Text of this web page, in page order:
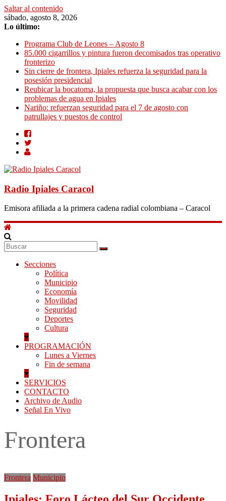
Saltar al contenido
sábado, agosto 8, 2026
Lo último:
Programa Club de Leones – Agosto 8
85.000 cigarrillos y pintura fueron decomisados tras operativo
fronterizo
Sin cierre de frontera, Ipiales refuerza la seguridad para la
posesión presidencial
Reubicar la bocatoma, la propuesta que busca acabar con los
problemas de agua en Ipiales
Nariño: refuerzan seguridad para el 7 de agosto con
patrullajes y puestos de control
Radio Ipiales Caracol
Emisora afiliada a la primera cadena radial colombiana – Caracol
Secciones
Política
Municipio
Economía
Movilidad
Seguridad
Deportes
Cultura
PROGRAMACIÓN
Lunes a Viernes
Fin de semana
SERVICIOS
CONTACTO
Archivo de Audio
Señal En Vivo
Frontera
Frontera Municipio